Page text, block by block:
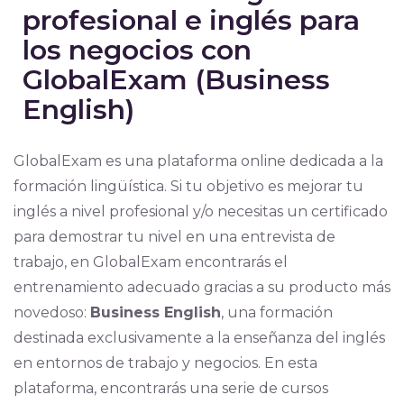
profesional e inglés para
los negocios con
GlobalExam (Business
English)
GlobalExam es una plataforma online dedicada a la
formación lingüística. Si tu objetivo es mejorar tu
inglés a nivel profesional y/o necesitas un certificado
para demostrar tu nivel en una entrevista de
trabajo, en GlobalExam encontrarás el
entrenamiento adecuado gracias a su producto más
novedoso: Business English, una formación
destinada exclusivamente a la enseñanza del inglés
en entornos de trabajo y negocios. En esta
plataforma, encontrarás una serie de cursos